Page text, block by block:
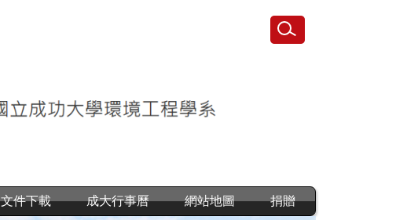
文件下載 成大行事曆 網站地圖 捐贈